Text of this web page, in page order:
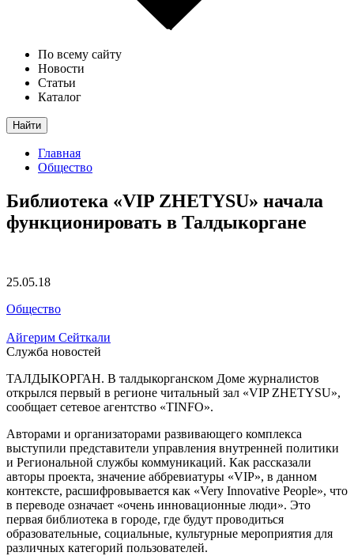
По всему сайту
Новости
Статьи
Каталог
Найти
Главная
Общество
Библиотека «VIP ZHETYSU» начала
функционировать в Талдыкоргане
25.05.18
Общество
Айгерим Сейткали
Служба новостей
ТАЛДЫКОРГАН. В талдыкорганском Доме журналистов
открылся первый в регионе читальный зал «VIP ZHETYSU»,
сообщает сетевое агентство «TINFO».
Авторами и организаторами развивающего комплекса
выступили представители управления внутренней политики
и Региональной службы коммуникаций. Как рассказали
авторы проекта, значение аббревиатуры «VIP», в данном
контексте, расшифровывается как «Very Innovative People», что
в переводе означает «очень инновационные люди». Это
первая библиотека в городе, где будут проводиться
образовательные, социальные, культурные мероприятия для
различных категорий пользователей.